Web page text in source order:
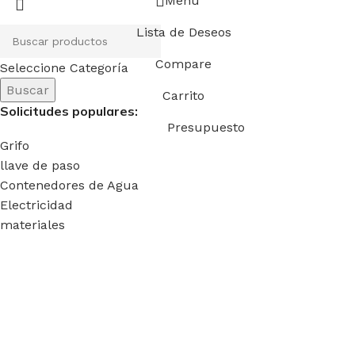
Seleccione Categoría
Buscar
Solicitudes populares:
Grifo
llave de paso
Contenedores de Agua
Electricidad
materiales
Lista de Deseos
Compare
Carrito
Presupuesto